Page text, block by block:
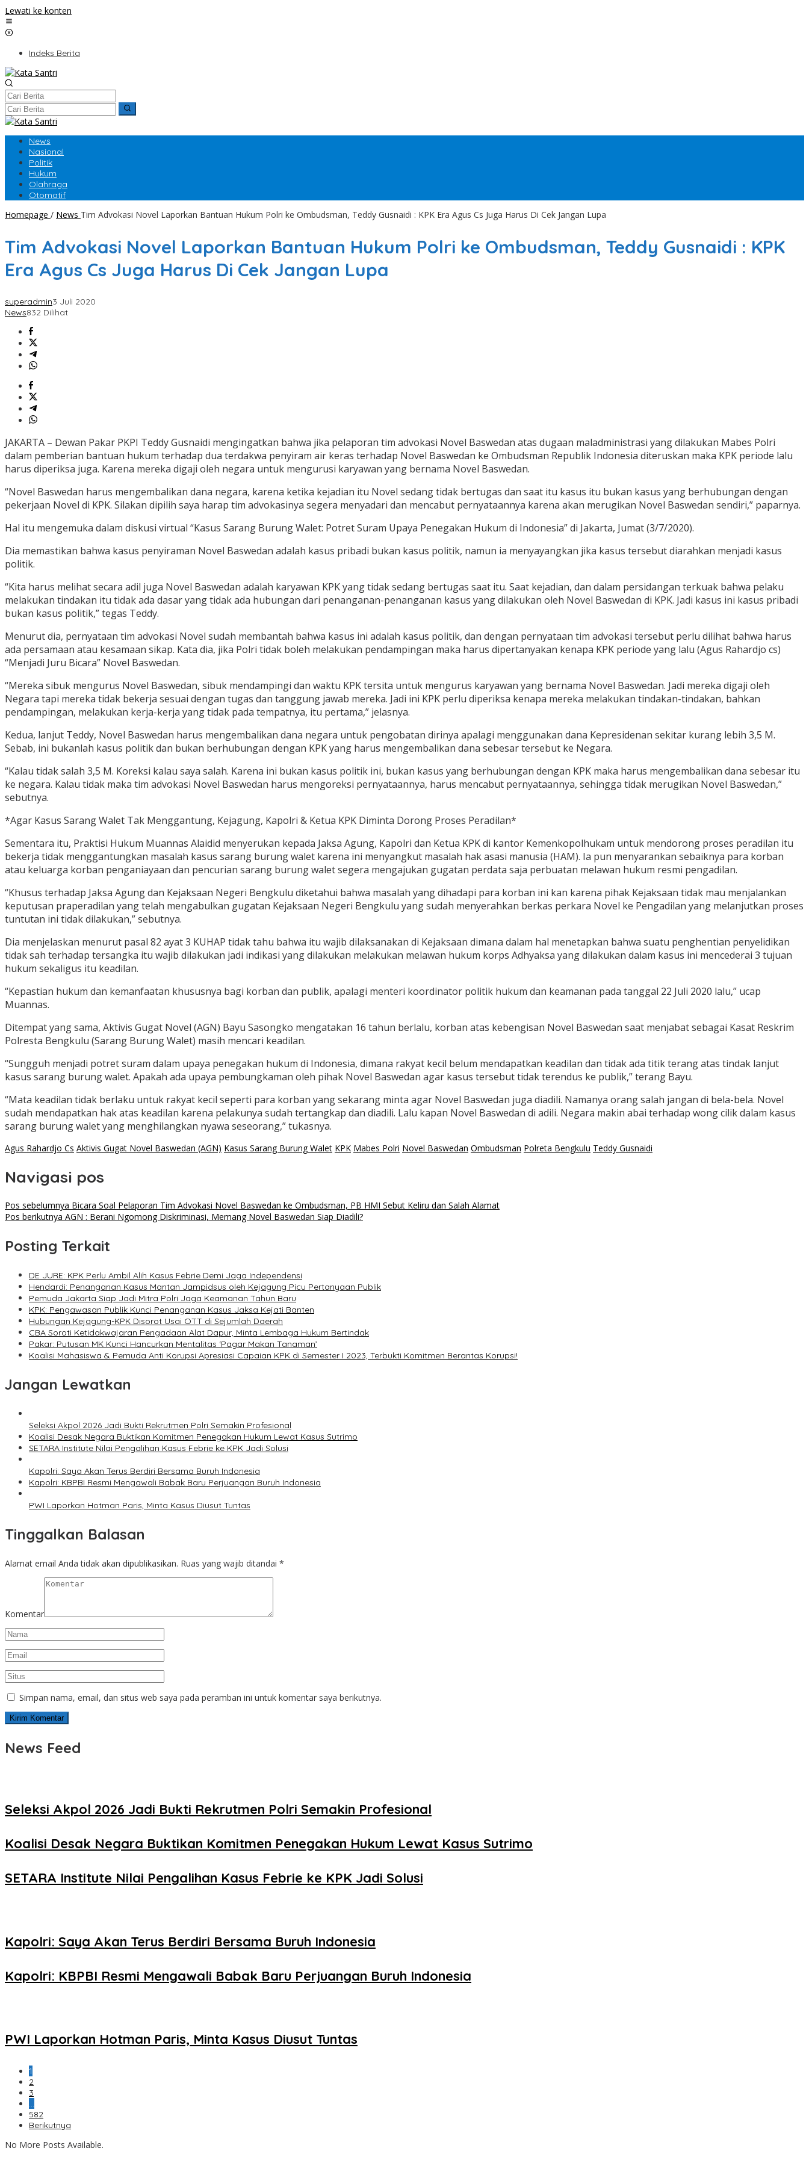
Lewati ke konten
Indeks Berita
News
Nasional
Politik
Hukum
Olahraga
Otomatif
Homepage / News Tim Advokasi Novel Laporkan Bantuan Hukum Polri ke Ombudsman, Teddy Gusnaidi : KPK Era Agus Cs Juga Harus Di Cek Jangan Lupa
Tim Advokasi Novel Laporkan Bantuan Hukum Polri ke Ombudsman, Teddy Gusnaidi : KPK
Era Agus Cs Juga Harus Di Cek Jangan Lupa
superadmin3 Juli 2020
News832 Dilihat
JAKARTA – Dewan Pakar PKPI Teddy Gusnaidi mengingatkan bahwa jika pelaporan tim advokasi Novel Baswedan atas dugaan maladministrasi yang dilakukan Mabes Polri
dalam pemberian bantuan hukum terhadap dua terdakwa penyiram air keras terhadap Novel Baswedan ke Ombudsman Republik Indonesia diteruskan maka KPK periode lalu
harus diperiksa juga. Karena mereka digaji oleh negara untuk mengurusi karyawan yang bernama Novel Baswedan.
“Novel Baswedan harus mengembalikan dana negara, karena ketika kejadian itu Novel sedang tidak bertugas dan saat itu kasus itu bukan kasus yang berhubungan dengan
pekerjaan Novel di KPK. Silakan dipilih saya harap tim advokasinya segera menyadari dan mencabut pernyataannya karena akan merugikan Novel Baswedan sendiri,” paparnya.
Hal itu mengemuka dalam diskusi virtual “Kasus Sarang Burung Walet: Potret Suram Upaya Penegakan Hukum di Indonesia” di Jakarta, Jumat (3/7/2020).
Dia memastikan bahwa kasus penyiraman Novel Baswedan adalah kasus pribadi bukan kasus politik, namun ia menyayangkan jika kasus tersebut diarahkan menjadi kasus
politik.
“Kita harus melihat secara adil juga Novel Baswedan adalah karyawan KPK yang tidak sedang bertugas saat itu. Saat kejadian, dan dalam persidangan terkuak bahwa pelaku
melakukan tindakan itu tidak ada dasar yang tidak ada hubungan dari penanganan-penanganan kasus yang dilakukan oleh Novel Baswedan di KPK. Jadi kasus ini kasus pribadi
bukan kasus politik,” tegas Teddy.
Menurut dia, pernyataan tim advokasi Novel sudah membantah bahwa kasus ini adalah kasus politik, dan dengan pernyataan tim advokasi tersebut perlu dilihat bahwa harus
ada persamaan atau kesamaan sikap. Kata dia, jika Polri tidak boleh melakukan pendampingan maka harus dipertanyakan kenapa KPK periode yang lalu (Agus Rahardjo cs)
“Menjadi Juru Bicara” Novel Baswedan.
“Mereka sibuk mengurus Novel Baswedan, sibuk mendampingi dan waktu KPK tersita untuk mengurus karyawan yang bernama Novel Baswedan. Jadi mereka digaji oleh
Negara tapi mereka tidak bekerja sesuai dengan tugas dan tanggung jawab mereka. Jadi ini KPK perlu diperiksa kenapa mereka melakukan tindakan-tindakan, bahkan
pendampingan, melakukan kerja-kerja yang tidak pada tempatnya, itu pertama,” jelasnya.
Kedua, lanjut Teddy, Novel Baswedan harus mengembalikan dana negara untuk pengobatan dirinya apalagi menggunakan dana Kepresidenan sekitar kurang lebih 3,5 M.
Sebab, ini bukanlah kasus politik dan bukan berhubungan dengan KPK yang harus mengembalikan dana sebesar tersebut ke Negara.
“Kalau tidak salah 3,5 M. Koreksi kalau saya salah. Karena ini bukan kasus politik ini, bukan kasus yang berhubungan dengan KPK maka harus mengembalikan dana sebesar itu
ke negara. Kalau tidak maka tim advokasi Novel Baswedan harus mengoreksi pernyataannya, harus mencabut pernyataannya, sehingga tidak merugikan Novel Baswedan,”
sebutnya.
*Agar Kasus Sarang Walet Tak Menggantung, Kejagung, Kapolri & Ketua KPK Diminta Dorong Proses Peradilan*
Sementara itu, Praktisi Hukum Muannas Alaidid menyerukan kepada Jaksa Agung, Kapolri dan Ketua KPK di kantor Kemenkopolhukam untuk mendorong proses peradilan itu
bekerja tidak menggantungkan masalah kasus sarang burung walet karena ini menyangkut masalah hak asasi manusia (HAM). Ia pun menyarankan sebaiknya para korban
atau keluarga korban penganiayaan dan pencurian sarang burung walet segera mengajukan gugatan perdata saja perbuatan melawan hukum resmi pengadilan.
“Khusus terhadap Jaksa Agung dan Kejaksaan Negeri Bengkulu diketahui bahwa masalah yang dihadapi para korban ini kan karena pihak Kejaksaan tidak mau menjalankan
keputusan praperadilan yang telah mengabulkan gugatan Kejaksaan Negeri Bengkulu yang sudah menyerahkan berkas perkara Novel ke Pengadilan yang melanjutkan proses
tuntutan ini tidak dilakukan,” sebutnya.
Dia menjelaskan menurut pasal 82 ayat 3 KUHAP tidak tahu bahwa itu wajib dilaksanakan di Kejaksaan dimana dalam hal menetapkan bahwa suatu penghentian penyelidikan
tidak sah terhadap tersangka itu wajib dilakukan jadi indikasi yang dilakukan melakukan melawan hukum korps Adhyaksa yang dilakukan dalam kasus ini mencederai 3 tujuan
hukum sekaligus itu keadilan.
“Kepastian hukum dan kemanfaatan khususnya bagi korban dan publik, apalagi menteri koordinator politik hukum dan keamanan pada tanggal 22 Juli 2020 lalu,” ucap
Muannas.
Ditempat yang sama, Aktivis Gugat Novel (AGN) Bayu Sasongko mengatakan 16 tahun berlalu, korban atas kebengisan Novel Baswedan saat menjabat sebagai Kasat Reskrim
Polresta Bengkulu (Sarang Burung Walet) masih mencari keadilan.
“Sungguh menjadi potret suram dalam upaya penegakan hukum di Indonesia, dimana rakyat kecil belum mendapatkan keadilan dan tidak ada titik terang atas tindak lanjut
kasus sarang burung walet. Apakah ada upaya pembungkaman oleh pihak Novel Baswedan agar kasus tersebut tidak terendus ke publik,” terang Bayu.
“Mata keadilan tidak berlaku untuk rakyat kecil seperti para korban yang sekarang minta agar Novel Baswedan juga diadili. Namanya orang salah jangan di bela-bela. Novel
sudah mendapatkan hak atas keadilan karena pelakunya sudah tertangkap dan diadili. Lalu kapan Novel Baswedan di adili. Negara makin abai terhadap wong cilik dalam kasus
sarang burung walet yang menghilangkan nyawa seseorang,” tukasnya.
Agus Rahardjo Cs Aktivis Gugat Novel Baswedan (AGN) Kasus Sarang Burung Walet KPK Mabes Polri Novel Baswedan Ombudsman Polreta Bengkulu Teddy Gusnaidi
Navigasi pos
Pos sebelumnya Bicara Soal Pelaporan Tim Advokasi Novel Baswedan ke Ombudsman, PB HMI Sebut Keliru dan Salah Alamat
Pos berikutnya AGN : Berani Ngomong Diskriminasi, Memang Novel Baswedan Siap Diadili?
Posting Terkait
DE JURE: KPK Perlu Ambil Alih Kasus Febrie Demi Jaga Independensi
Hendardi: Penanganan Kasus Mantan Jampidsus oleh Kejagung Picu Pertanyaan Publik
Pemuda Jakarta Siap Jadi Mitra Polri Jaga Keamanan Tahun Baru
KPK: Pengawasan Publik Kunci Penanganan Kasus Jaksa Kejati Banten
Hubungan Kejagung-KPK Disorot Usai OTT di Sejumlah Daerah
CBA Soroti Ketidakwajaran Pengadaan Alat Dapur, Minta Lembaga Hukum Bertindak
Pakar: Putusan MK Kunci Hancurkan Mentalitas ‘Pagar Makan Tanaman’
Koalisi Mahasiswa & Pemuda Anti Korupsi Apresiasi Capaian KPK di Semester I 2023, Terbukti Komitmen Berantas Korupsi!
Jangan Lewatkan
Seleksi Akpol 2026 Jadi Bukti Rekrutmen Polri Semakin Profesional
Koalisi Desak Negara Buktikan Komitmen Penegakan Hukum Lewat Kasus Sutrimo
SETARA Institute Nilai Pengalihan Kasus Febrie ke KPK Jadi Solusi
Kapolri: Saya Akan Terus Berdiri Bersama Buruh Indonesia
Kapolri: KBPBI Resmi Mengawali Babak Baru Perjuangan Buruh Indonesia
PWI Laporkan Hotman Paris, Minta Kasus Diusut Tuntas
Tinggalkan Balasan
Alamat email Anda tidak akan dipublikasikan. Ruas yang wajib ditandai *
Komentar
Simpan nama, email, dan situs web saya pada peramban ini untuk komentar saya berikutnya.
News Feed
Seleksi Akpol 2026 Jadi Bukti Rekrutmen Polri Semakin Profesional
Koalisi Desak Negara Buktikan Komitmen Penegakan Hukum Lewat Kasus Sutrimo
SETARA Institute Nilai Pengalihan Kasus Febrie ke KPK Jadi Solusi
Kapolri: Saya Akan Terus Berdiri Bersama Buruh Indonesia
Kapolri: KBPBI Resmi Mengawali Babak Baru Perjuangan Buruh Indonesia
PWI Laporkan Hotman Paris, Minta Kasus Diusut Tuntas
1
2
3
582
Berikutnya
No More Posts Available.